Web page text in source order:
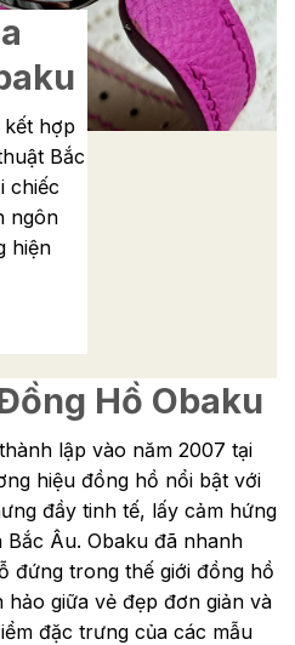
hợp
Bắc
chiếc
ngôn
hiện
Hồ Obaku
lập vào năm 2007 tại
hiệu đồng hồ nổi bật với
đầy tinh tế, lấy cảm hứng
Âu. Obaku đã nhanh
đứng trong thế giới đồng hồ
giữa vẻ đẹp đơn giản và
đặc trưng của các mẫu